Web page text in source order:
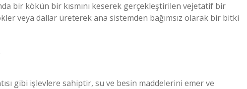
bir kökün bir kısmını keserek gerçekleştirilen vejetatif bir
veya dallar üreterek ana sistemden bağımsız olarak bir bitki
gibi işlevlere sahiptir, su ve besin maddelerini emer ve